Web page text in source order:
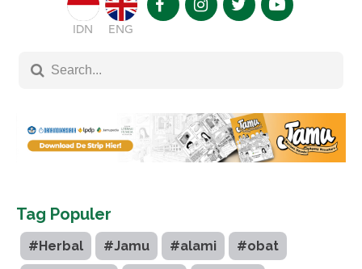
IDN ENG
Tag Populer
#Herbal #Jamu #alami #obat